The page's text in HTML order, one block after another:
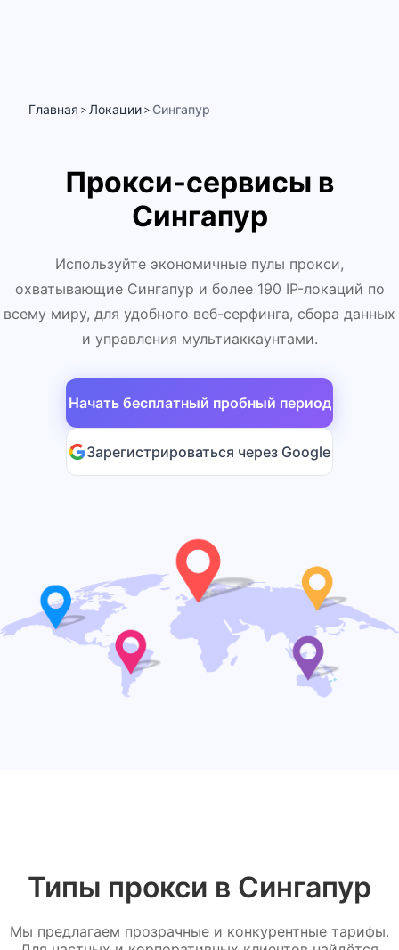
Главная > Локации > Сингапур
Прокси-сервисы в
Сингапур
Используйте экономичные пулы прокси,
охватывающие Сингапур и более 190 IP-локаций по
всему миру, для удобного веб-серфинга, сбора данных
и управления мультиаккаунтами.
Начать бесплатный пробный период
Зарегистрироваться через Google
Типы прокси в Сингапур
Мы предлагаем прозрачные и конкурентные тарифы.